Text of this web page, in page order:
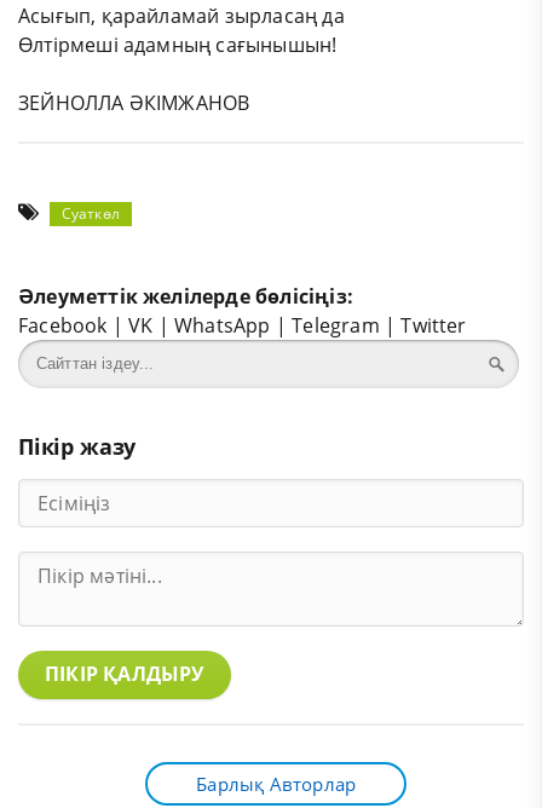
Асығып, қарайламай зырласаң да
Өлтірмеші адамның сағынышын!
ЗЕЙНОЛЛА ӘКІМЖАНОВ
Суаткөл
Әлеуметтік желілерде бөлісіңіз:
Facebook |VK |WhatsApp |Telegram |Twitter
Пікір жазу
ПІКІР ҚАЛДЫРУ
Барлық Авторлар